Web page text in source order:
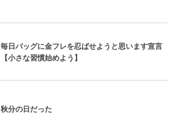
毎日バッグに金フレを忍ばせようと思います宣言
【小さな習慣始めよう】
秋分の日だった